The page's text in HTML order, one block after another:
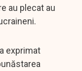
au plecat au
exprimat